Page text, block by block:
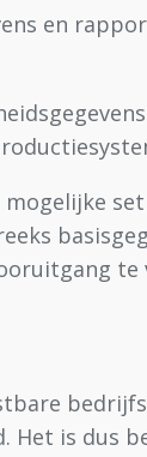
en
is dus